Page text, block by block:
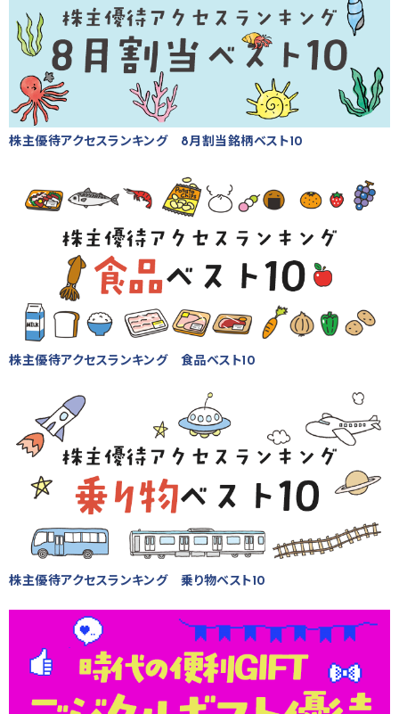
株主優待アクセスランキング 8月割当銘柄ベスト10
株主優待アクセスランキング 食品ベスト10
株主優待アクセスランキング 乗り物ベスト10